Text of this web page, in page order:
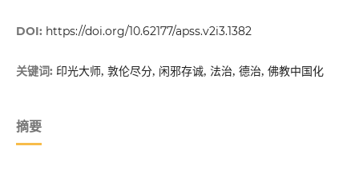
DOI: https://doi.org/10.62177/apss.v2i3.1382
关键词: 印光大师, 敦伦尽分, 闲邪存诚, 法治, 德治, 佛教中国化
摘要